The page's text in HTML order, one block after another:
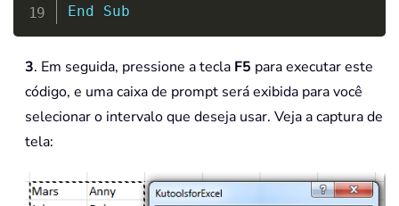
End
Sub
3. Em seguida, pressione a tecla F5 para executar este
código, e uma caixa de prompt será exibida para você
selecionar o intervalo que deseja usar. Veja a captura de
tela: